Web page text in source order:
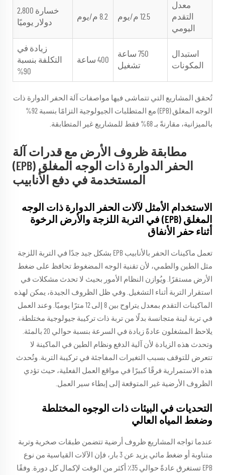
معدل
التقدم
اليومي
12.5 م/يوم 8.2 م/يوم
خسارة 2,800
دولار يوميًا
استبدال
المكونات
750 ساعة
تشغيل
400 ساعة
زيادة في
التكلفة بنسبة
90%
تُحقق المشاريع التي تتماشى فيها مواصفات آلة الحفر الدوارة ذات
الوجه المغلق (EPB) مع المتطلبات الجيولوجية التزامًا بنسبة 92%
بالميزانية، مقارنةً بـ 68% فقط للمشاريع غير المتطابقة.
مطابقة ظروف الأرض مع قدرات آلة
الحفر الدوارة ذات الوجه المغلق (EPB)
المستخدمة في دفع الأنابيب
الاستخدام الأمثل لآلات الحفر الدوارة ذات الوجه
المغلق (EPB) في التربة اللزجة والأرض الرخوة
أثناء حفر الأنفاق
تعمل ماكينات الحفر بالأنابيب EPB بشكل جيد جدًا في التربة اللزجة
مثل الطين والطمي، لأن تقنية الوجه المضغوط تحافظ على ضغط
الأرض مستقرًا. ويُوازن النظام الأمور بحيث لا تحدث مشكلات في
استقرار التربة أثناء التشغيل. وفي ظل الظروف الجيدة، يمكن لهذه
الماكينات التقدم بمعدل يتراوح بين 8 إلى 12 مترًا يوميًا. وعند العمل
في تربة لينة متجانسة بدلًا من تربة ذات تركيبة جيولوجية مختلطة،
يلاحظ المشغلون عادةً زيادة في السرعة بنسبة حوالي 20 بالمئة.
وتحدث هذه الزيادة لأن آلية الدفع ونظام الطين في الماكينة لا
تتعرض للتوقف بسبب التغيرات المفاجئة في تركيبة التربة. وتُحدث
هذه الاستمرارية فرقًا كبيرًا في مواقع العمل الفعلية، حيث تؤدي
الظروف الأرضية غير المتوقعة إلى إبطاء سير العمل.
التحديات في البيئات ذات الوجوه المختلطة
وضغط المياه العالي
عندما تواجه المشاريع ظروف أرضية تتضمن طبقات صخرية وتربة
متناوبة أو ضغط مائي يزيد عن 3 بار، فإن الآلات القياسية من نوع
EPB تستغرق عادةً حوالي 35٪ أكثر من الوقت لإكمال كل دورة. وفقًا